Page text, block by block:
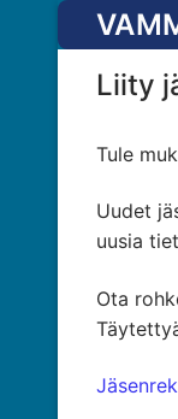
Hyppää
sisältöön
Liity
Tule
Uudet
uusia
Ota